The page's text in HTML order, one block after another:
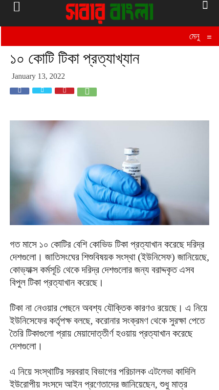
মেনু ≡
১০ কোটি টিকা প্রত্যাখ্যান
January 13, 2022
গত মাসে ১০ কোটির বেশি কোভিড টিকা প্রত্যাখান করেছে দরিদ্র
দেশগুলো। জাতিসংঘের শিশুবিষয়ক সংস্থা (ইউনিসেফ) জানিয়েছে,
কোভ্যাক্স কর্মসূচি থেকে দরিদ্র দেশগুলোর জন্য বরাদ্দকৃত এসব
বিপুল টিকা প্রত্যাখান করেছে।
টিকা না নেওয়ার পেছনে অবশ্য যৌক্তিক কারণও রয়েছে। এ নিয়ে
ইউনিসেফের কর্তৃপক্ষ বলছে, করোনার সংক্রমণ থেকে সুরক্ষা পেতে
তৈরি টিকাগুলো প্রায় মেয়াদোত্তীর্ণ হওয়ায় প্রত্যাখান করেছে
দেশগুলো।
এ নিয়ে সংস্থাটির সরবরাহ বিভাগের পরিচালক এটলেভা কাদিলি
ইউরোপীয় সংসদে আইন প্রণেতাদের জানিয়েছেন, শুধু মাত্র